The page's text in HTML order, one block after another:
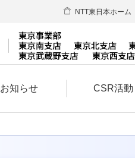
お知らせ CSR活動
NTT東日本ホーム